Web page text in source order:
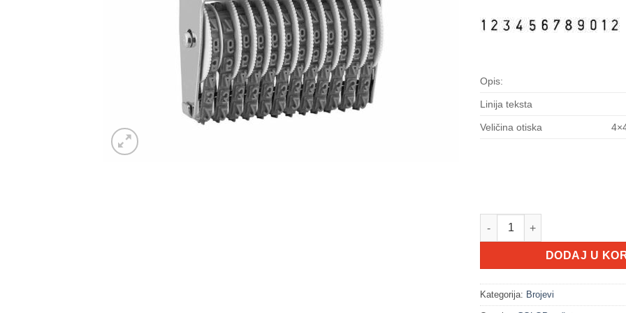
Opis:
Linija teksta
Veličina otiska
04012 količina
DODAJ U
Kategorija: Brojevi